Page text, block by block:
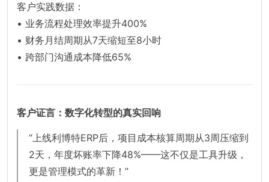
客户实践数据：
• 业务流程处理效率提升400%
• 财务月结周期从7天缩短至8小时
• 跨部门沟通成本降低65%
客户证言：数字化转型的真实回响
“上线利博特ERP后，项目成本核算周期从3周压缩到
2天，年度坏账率下降48%——这不仅是工具升级，
更是管理模式的革新！”